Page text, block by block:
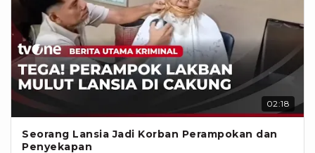
02:18
Seorang Lansia Jadi Korban Perampokan dan
Penyekapan